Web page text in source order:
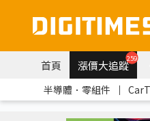
首頁 漲價大追蹤259
半導體．零組件 ｜